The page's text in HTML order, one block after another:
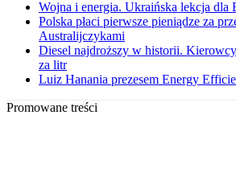
Wojna i energia. Ukraińska lekcja dla
Polska płaci pierwsze pieniądze za
Australijczykami
Diesel najdroższy w historii. Kierowcy
za litr
Luiz Hanania prezesem Energy
Promowane treści